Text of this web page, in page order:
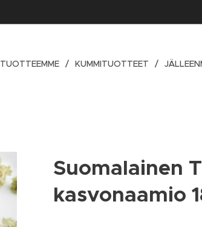
TUOTTEEMME KUMMITUOTTEET
Suomalainen
kasvonaamio